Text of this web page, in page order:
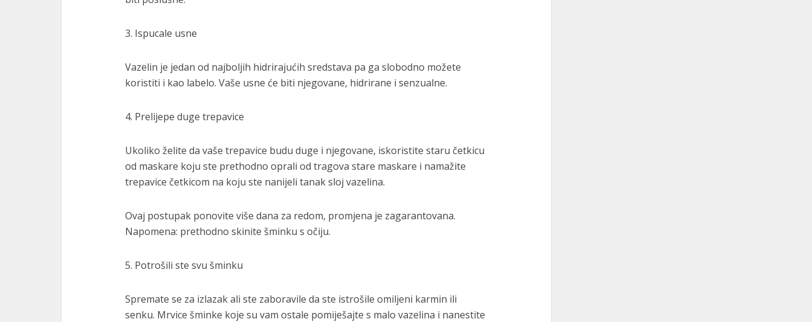
3. Ispucale usne
Vazelin je jedan od najboljih hidrirajućih sredstava pa ga slobodno možete
koristiti i kao labelo. Vaše usne će biti njegovane, hidrirane i senzualne.
4. Prelijepe duge trepavice
Ukoliko želite da vaše trepavice budu duge i njegovane, iskoristite staru četkicu
od maskare koju ste prethodno oprali od tragova stare maskare i namažite
trepavice četkicom na koju ste nanijeli tanak sloj vazelina.
Ovaj postupak ponovite više dana za redom, promjena je zagarantovana.
Napomena: prethodno skinite šminku s očiju.
5. Potrošili ste svu šminku
Spremate se za izlazak ali ste zaboravile da ste istrošile omiljeni karmin ili
senku. Mrvice šminke koje su vam ostale pomiješajte s malo vazelina i nanestite